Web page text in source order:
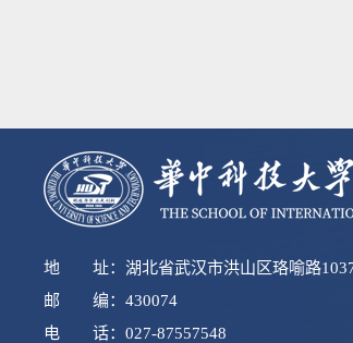
地 址：湖北省武汉市洪山区珞喻路1037
邮 编：430074
电 话：027-87557548